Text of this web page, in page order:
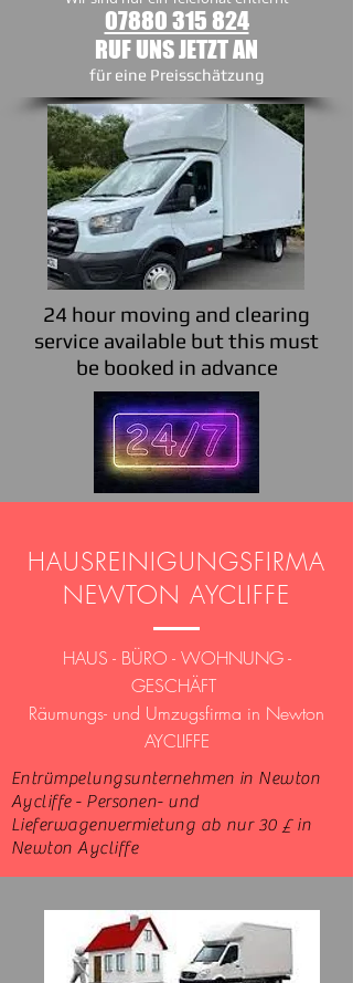
07880 315 824
RUF UNS JETZT AN
​für eine Preisschätzung
24 hour moving and clearing
service available but this must
be booked in advance
HAUSREINIGUNGSFIRMA
NEWTON AYCLIFFE
HAUS - BÜRO - WOHNUNG -
GESCHÄFT
Räumungs- und Umzugsfirma in Newton
AYCLIFFE
Entrümpelungsunternehmen in Newton
Aycliffe - Personen- und
Lieferwagenvermietung ab nur 30 £ in
Newton Aycliffe